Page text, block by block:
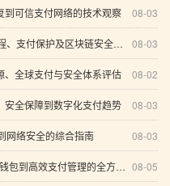
08-03
可信支付网络的技术观察
08-03
保护及区块链安全趋势全解析
08-02
全球支付与安全体系评估
08-03
全保障到数字化支付趋势
08-03
网络安全的综合指南
08-05
高效支付管理的全方位解析